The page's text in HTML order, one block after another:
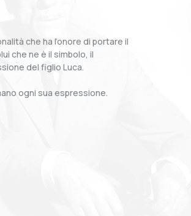
che ha l’onore di portare il
che ne è il simbolo, il
del figlio Luca.
ogni sua espressione.